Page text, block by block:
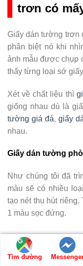
trơn có
Giấy dán tường trơn
phân biệt nó khi
ảnh mẫu được chụp
thấy từng loại sớ
Xét về chất liệu thì
giống nhau dù là
tường giá đá,giấy
nhau.
Giấy dán tường
Như chúng tôi đã
màu sẽ có nhiều
tạo nét thu hút
1 màu sọc đứng.
Tìm đường